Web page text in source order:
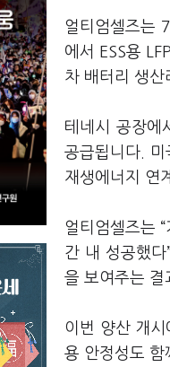
얼티엄셀즈는
에서 ESS용
차 배터리 생산
테네시 공장에
공급됩니다. 미
재생에너지 연
얼티엄셀즈는
간 내 성공했다
을 보여주는 결
이번 양산 개
용 안정성도 함